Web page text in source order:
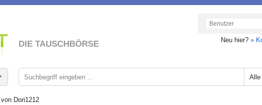
DIE TAUSCHBÖRSE Neu hier? »
Alle
Dori1212